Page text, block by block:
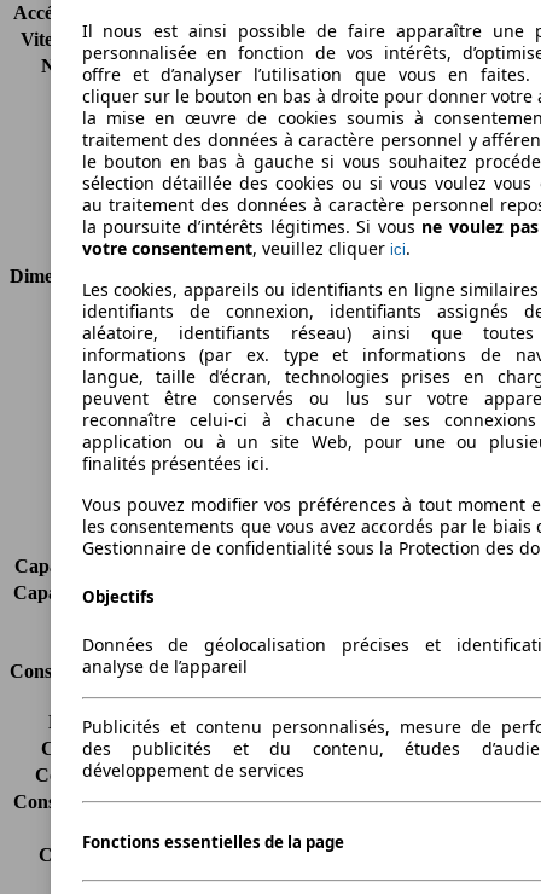
Accélération (0-100 km/h)
Vitesse maximale (km/h)
158 km/h
Nombre de vitesses
Couple
200 nm
Cylindrée
1248 ccm
Carburant
Diesel
Cylindres
4
Transmission
Boîte manuelle
Type de traction
Traction avant
Dimensions
Longueur
4740 mm
Hauteur
1880 mm
Largeur
1832 mm
Empattement
3105 mm
Poids maximum
2330 kg
Charge maximale
925 kg
Sièges
2
Charge sur toit
-
Capacité de remorquage (sans freins)
Capacité de remorquage (avec freins)
Consommation
Émissions de CO2*
-
Consommation (ville)
-
Consommation (route)
-
Consommation (combinée)* -
Capacité du réservoir
60 l
Il nous est ainsi possible de faire apparaître une
personnalisée en fonction de vos intérêts,
offre et d’analyser l’utilisation que vous en faites.
cliquer sur le bouton en bas à droite pour donner votre
la mise en œuvre de cookies soumis à
traitement des données à caractère personnel y
le bouton en bas à gauche si vous souhaitez
sélection détaillée des cookies ou si vous voulez vous
au traitement des données à caractère personnel
la poursuite d’intérêts légitimes. Si vous ne voulez
votre consentement, veuillez cliquer ici.
Les cookies, appareils ou identifiants en ligne
identifiants de connexion, identifiants assignés
aléatoire, identifiants réseau) ainsi que
informations (par ex. type et informations de
langue, taille d’écran, technologies prises en
peuvent être conservés ou lus sur votre
reconnaître celui-ci à chacune de ses
application ou à un site Web, pour une ou
finalités présentées ici.
Vous pouvez modifier vos préférences à tout moment
les consentements que vous avez accordés par le biais
Gestionnaire de confidentialité sous la Protection des
Objectifs
Données de géolocalisation précises et
analyse de l’appareil
Publicités et contenu personnalisés, mesure de
des publicités et du contenu, études
développement de services
Fonctions essentielles de la page